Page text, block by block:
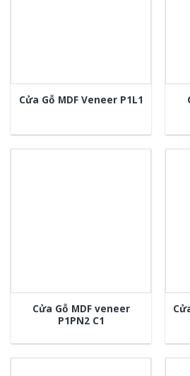
Cửa Gỗ MDF Veneer P1L1
Cửa Gỗ MDF veneer
P1PN2 C1